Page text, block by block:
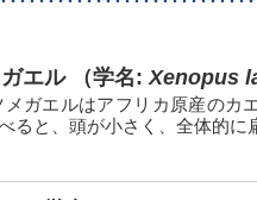
エル （学名:Xenopus
ガエルはアフリカ原産のカ
ると、頭が小さく、全体的に